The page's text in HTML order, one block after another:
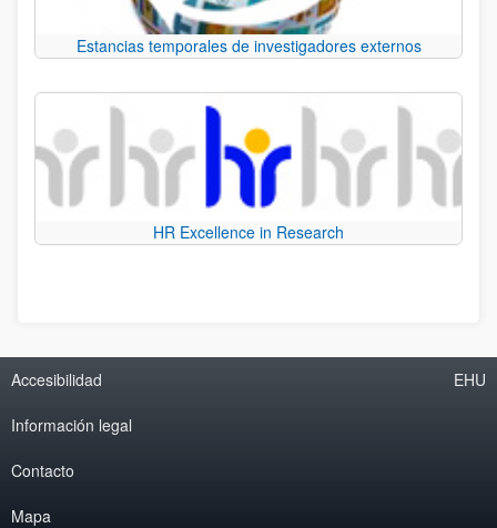
Estancias temporales de investigadores externos
HR Excellence in Research
Accesibilidad
Información legal
Contacto
Mapa
EHU